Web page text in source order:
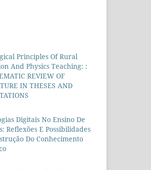
Principles Of Rural
And Physics Teaching: :
REVIEW OF
IN THESES AND
Digitais No Ensino De
Reflexões E Possibilidades
Do Conhecimento